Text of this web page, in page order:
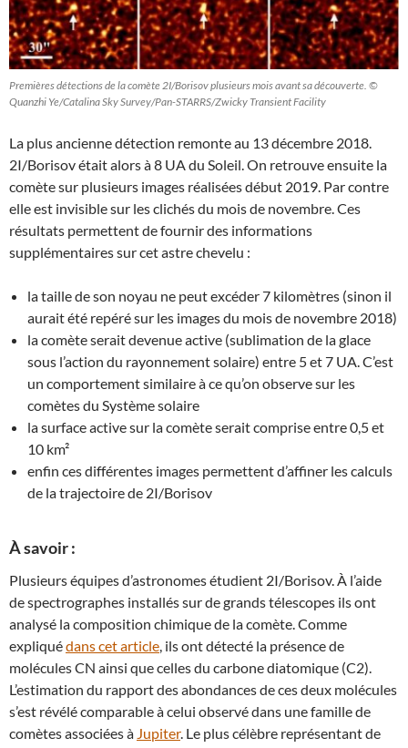
Premières détections de la comète 2I/Borisov plusieurs mois avant sa découverte. ©
Quanzhi Ye/Catalina Sky Survey/Pan-STARRS/Zwicky Transient Facility
La plus ancienne détection remonte au 13 décembre 2018.
2I/Borisov était alors à 8 UA du Soleil. On retrouve ensuite la
comète sur plusieurs images réalisées début 2019. Par contre
elle est invisible sur les clichés du mois de novembre. Ces
résultats permettent de fournir des informations
supplémentaires sur cet astre chevelu :
la taille de son noyau ne peut excéder 7 kilomètres (sinon il
aurait été repéré sur les images du mois de novembre 2018)
la comète serait devenue active (sublimation de la glace
sous l’action du rayonnement solaire) entre 5 et 7 UA. C’est
un comportement similaire à ce qu’on observe sur les
comètes du Système solaire
la surface active sur la comète serait comprise entre 0,5 et
10 km²
enfin ces différentes images permettent d’affiner les calculs
de la trajectoire de 2I/Borisov
À savoir :
Plusieurs équipes d’astronomes étudient 2I/Borisov. À l’aide
de spectrographes installés sur de grands télescopes ils ont
analysé la composition chimique de la comète. Comme
expliquédans cet article , ils ont détecté la présence de
molécules CN ainsi que celles du carbone diatomique (C2).
L’estimation du rapport des abondances de ces deux molécules
s’est révélé comparable à celui observé dans une famille de
comètes associées à Jupiter. Le plus célèbre représentant de